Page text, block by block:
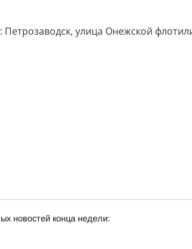
улица Онежской
новостей конца недели: